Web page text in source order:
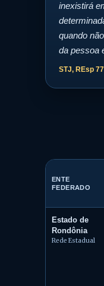
inexistirá
quando
da pessoa
STJ, REsp
ENTE
FEDERADO
Estado de
Rondônia
Rede Estadual